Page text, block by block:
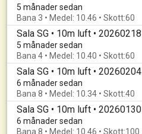
5 månader sedan
Bana 3 • Medel: 10.46 • Skott:60
Sala SG • 10m luft • 20260218
5 månader sedan
Bana 4 • Medel: 10.40 • Skott:60
Sala SG • 10m luft • 20260204
6 månader sedan
Bana 8 • Medel: 10.34 • Skott:40
Sala SG • 10m luft • 20260130
6 månader sedan
Bana 8 • Medel: 10.46 • Skott:100